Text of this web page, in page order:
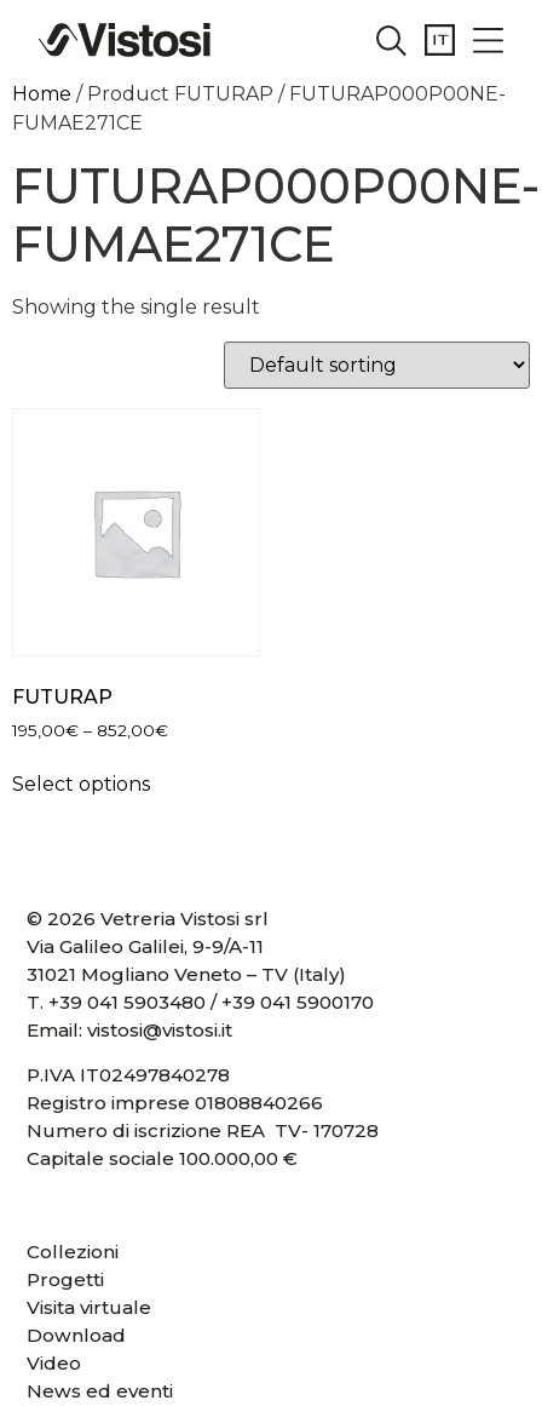
Home / Product FUTURAP / FUTURAP000P00NE-
FUMAE271CE
FUTURAP000P00NE-
FUMAE271CE
Showing the single result
FUTURAP
195,00€ – 852,00€
Select options
© 2026 Vetreria Vistosi srl
Via Galileo Galilei, 9-9/A-11
31021 Mogliano Veneto – TV (Italy)
T. +39 041 5903480 / +39 041 5900170
Email:vistosi@vistosi.it
P.IVA IT02497840278
Registro imprese 01808840266
Numero di iscrizione REA TV- 170728
Capitale sociale 100.000,00 €
Collezioni
Progetti
Visita virtuale
Download
Video
News ed eventi